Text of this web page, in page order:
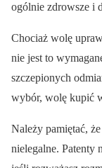
ogólnie zdrowsze i
Chociaż wolę
nie jest to
szczepionych
wybór, wolę kupić
Należy pamiętać,
nielegalne. Patenty